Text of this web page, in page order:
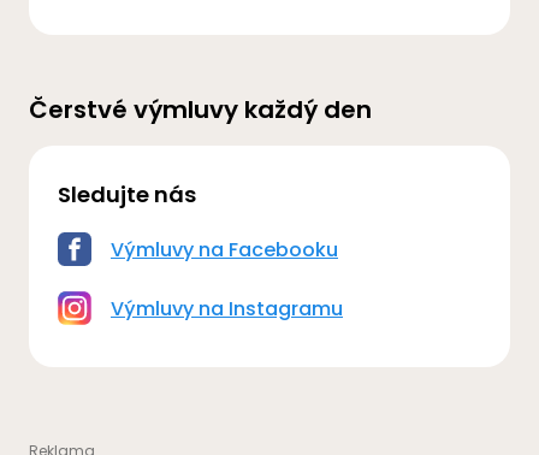
Čerstvé výmluvy každý den
Sledujte nás
Výmluvy na Facebooku
Výmluvy na Instagramu